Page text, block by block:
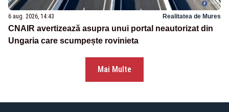
6 aug. 2026, 14:43 Realitatea de Mures
CNAIR avertizează asupra unui portal neautorizat din
Ungaria care scumpește rovinieta
Mai Multe